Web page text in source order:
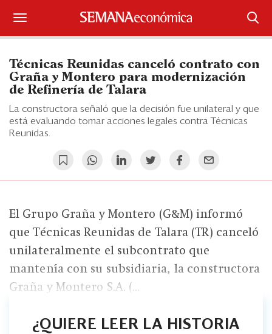
Iniciar sesión
Portada
¿Qué está pasando?
Sectores y Empresas
Economía y Finanzas
Legal y Política
Eventos
Ranking CEO
Técnicas Reunidas canceló contrato con
Graña y Montero para modernización
de Refinería de Talara
La constructora señaló que la decisión fue unilateral y que
está evaluando tomar acciones legales contra Técnicas
Reunidas.
El Grupo Graña y Montero (G&M) informó
que Técnicas Reunidas de Talara (TR) canceló
unilateralmente el subcontrato que
mantenía con su subsidiaria, la constructora
Graña y Montero S.A. (...
¿QUIERE LEER LA HISTORIA